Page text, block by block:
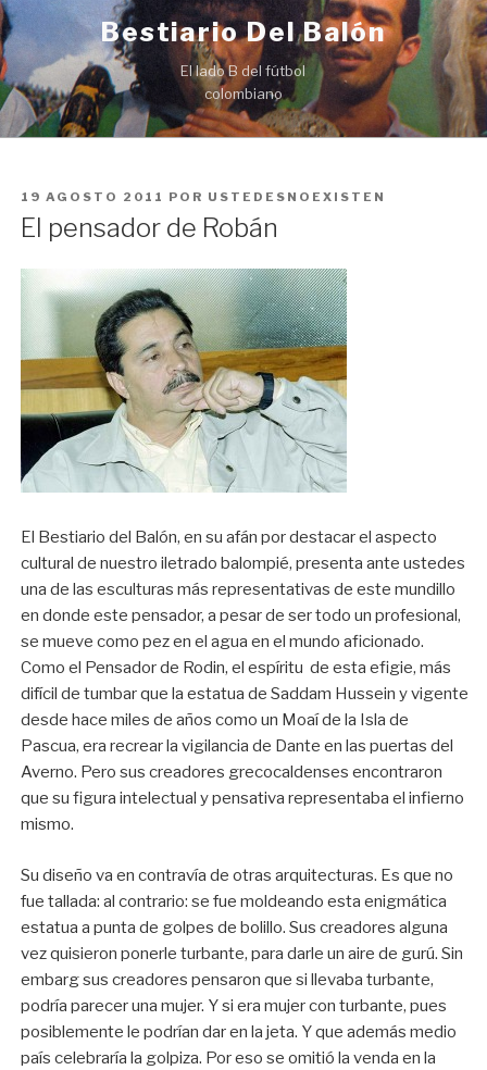
Ir
al
contenido
Bestiario Del Balón
El lado B del fútbol
colombiano
PUBLICADO
EN
19 AGOSTO 2011 POR USTEDESNOEXISTEN
El pensador de Robán
El Bestiario del Balón, en su afán por destacar el aspecto
cultural de nuestro iletrado balompié, presenta ante ustedes
una de las esculturas más representativas de este mundillo
en donde este pensador, a pesar de ser todo un profesional,
se mueve como pez en el agua en el mundo aficionado.
Como el Pensador de Rodin, el espíritu de esta efigie, más
difícil de tumbar que la estatua de Saddam Hussein y vigente
desde hace miles de años como un Moaí de la Isla de
Pascua, era recrear la vigilancia de Dante en las puertas del
Averno. Pero sus creadores grecocaldenses encontraron
que su figura intelectual y pensativa representaba el infierno
mismo.
Su diseño va en contravía de otras arquitecturas. Es que no
fue tallada: al contrario: se fue moldeando esta enigmática
estatua a punta de golpes de bolillo. Sus creadores alguna
vez quisieron ponerle turbante, para darle un aire de gurú. Sin
embarg sus creadores pensaron que si llevaba turbante,
podría parecer una mujer. Y si era mujer con turbante, pues
posiblemente le podrían dar en la jeta. Y que además medio
país celebraría la golpiza. Por eso se omitió la venda en la